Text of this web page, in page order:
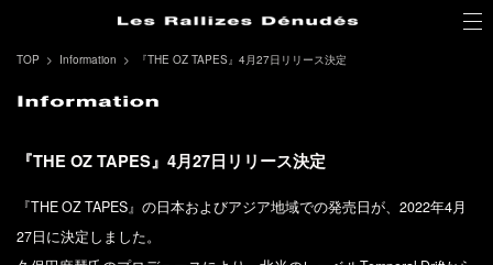
TOP Information 『THE OZ TAPES』4月27日リリース決定
『THE OZ TAPES』4月27日リリース決定
『THE OZ TAPES』の日本およびアジア地域での発売日が、2022年4月
27日に決定しました。